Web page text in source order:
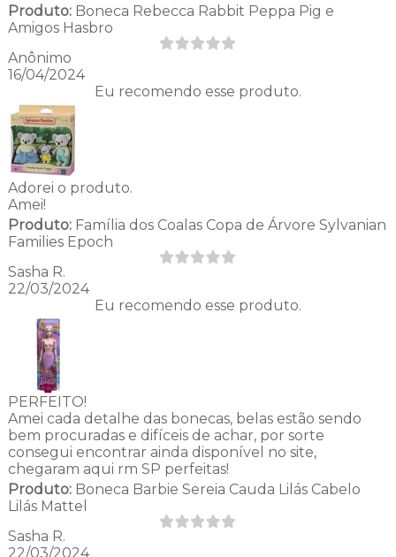
Produto:Boneca Rebecca Rabbit Peppa Pig e
Amigos Hasbro
Anônimo
16/04/2024
Eu recomendo esse produto.
Adorei o produto.
Amei!
Produto:Família dos Coalas Copa de Árvore Sylvanian
Families Epoch
Sasha R.
22/03/2024
Eu recomendo esse produto.
PERFEITO!
Amei cada detalhe das bonecas, belas estão sendo
bem procuradas e difíceis de achar, por sorte
consegui encontrar ainda disponível no site,
chegaram aqui rm SP perfeitas!
Produto:Boneca Barbie Sereia Cauda Lilás Cabelo
Lilás Mattel
Sasha R.
22/03/2024